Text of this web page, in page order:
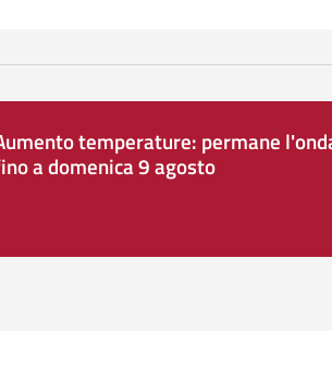
temperature: permane
a domenica 9 agosto